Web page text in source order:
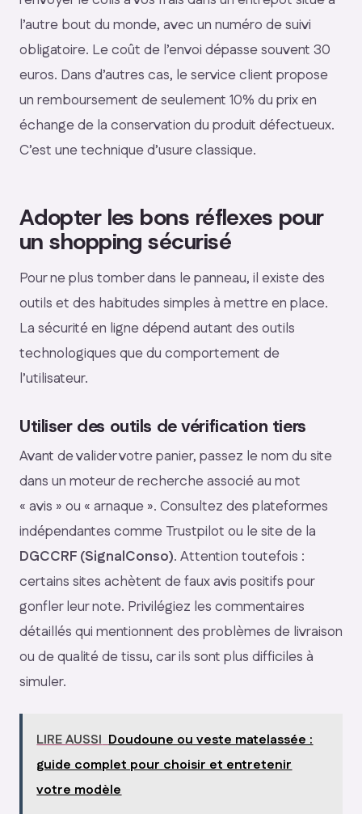
l’autre bout du monde, avec un numéro de suivi
obligatoire. Le coût de l’envoi dépasse souvent 30
euros. Dans d’autres cas, le service client propose
un remboursement de seulement 10% du prix en
échange de la conservation du produit défectueux.
C’est une technique d’usure classique.
Adopter les bons réflexes pour
un shopping sécurisé
Pour ne plus tomber dans le panneau, il existe des
outils et des habitudes simples à mettre en place.
La sécurité en ligne dépend autant des outils
technologiques que du comportement de
l’utilisateur.
Utiliser des outils de vérification tiers
Avant de valider votre panier, passez le nom du site
dans un moteur de recherche associé au mot
« avis » ou « arnaque ». Consultez des plateformes
indépendantes comme Trustpilot ou le site de la
DGCCRF (SignalConso). Attention toutefois :
certains sites achètent de faux avis positifs pour
gonfler leur note. Privilégiez les commentaires
détaillés qui mentionnent des problèmes de livraison
ou de qualité de tissu, car ils sont plus difficiles à
simuler.
LIRE AUSSI Doudoune ou veste matelassée :
guide complet pour choisir et entretenir
votre modèle